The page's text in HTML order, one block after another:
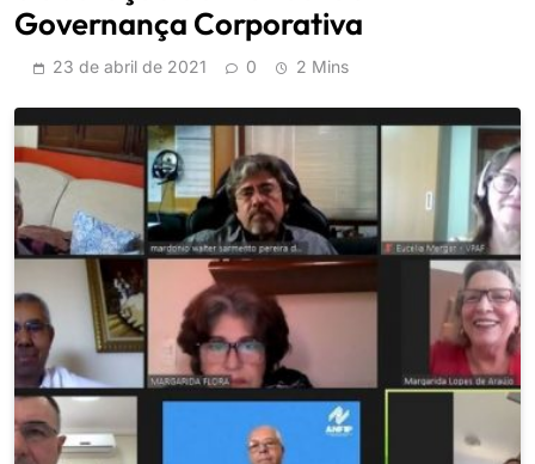
Governança Corporativa
23 de abril de 2021 0 2 Mins